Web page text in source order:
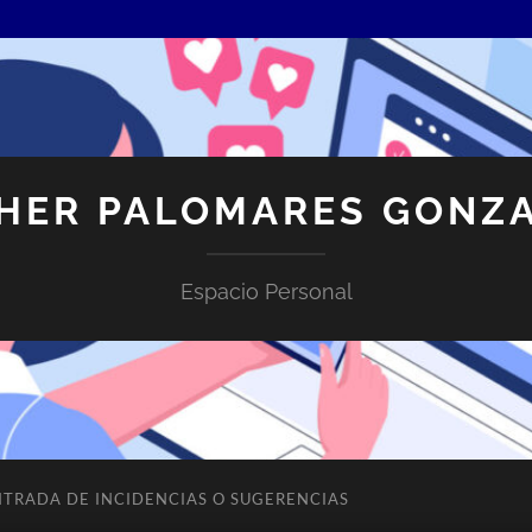
PALOMARES
Espacio Personal
DE INCIDENCIAS O SUGERENCIAS